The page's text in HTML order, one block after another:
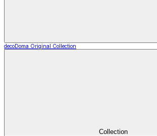
decoDoma Original Collection
Collection